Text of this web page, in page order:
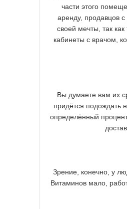
части этого
аренду, продавцов
своей мечты, так
кабинеты с врачом,
Вы думаете вам их
придётся подождать
определённый
Зрение, конечно, у
Витаминов мало,